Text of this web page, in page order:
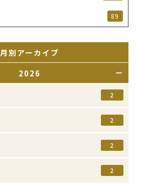
89
月別アーカイブ
2026
2
2
2
2